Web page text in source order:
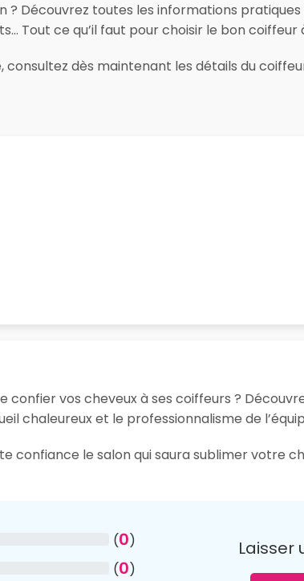
Découvrez toutes les informations pratiques
Tout ce qu’il faut pour choisir le bon coiffeur
dès maintenant les détails du
vos cheveux à ses coiffeurs ?
chaleureux et le professionnalisme de
confiance le salon qui saura sublimer votre
(0)
(0)
Laisser